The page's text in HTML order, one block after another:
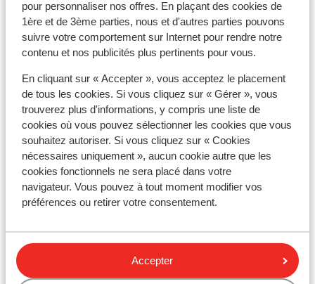
pour personnaliser nos offres. En plaçant des cookies de
1ère et de 3ème parties, nous et d'autres parties pouvons
suivre votre comportement sur Internet pour rendre notre
contenu et nos publicités plus pertinents pour vous.
En cliquant sur « Accepter », vous acceptez le placement
de tous les cookies. Si vous cliquez sur « Gérer », vous
trouverez plus d'informations, y compris une liste de
cookies où vous pouvez sélectionner les cookies que vous
souhaitez autoriser. Si vous cliquez sur « Cookies
nécessaires uniquement », aucun cookie autre que les
cookies fonctionnels ne sera placé dans votre
navigateur. Vous pouvez à tout moment modifier vos
préférences ou retirer votre consentement.
Accepter
mètres
Distance jusqu'aux remontées mécaniques
environ 450 mètres
Forfait, cours et matériel de ski
Forfait remontées mécaniques
Cours de ski
Matériel de ski
Autres hébergements - Morzine
Hôtel Les Lans